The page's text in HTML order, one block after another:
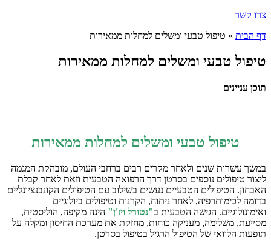
צרו קשר
דף הבית » טיפול טבעי ומשלים למחלות ממאירות
טיפול טבעי ומשלים למחלות ממאירות
תוכן עניינים
טיפול טבעי ומשלים למחלות ממאירות
במשך עשרות שנים ולאחר מקרים רבים ברחבי העולם, מובהקת המגמה
ליצור טיפולים נוספים בסרטן דרך הרפואה הטבעית וזאת לאחר קבלת
האבחון. הטיפולים הטבעיים נעשים בשילוב עם הטיפולים הקונבנציונליים
בדומה לכימותרפיה, לאחר ניתוח, הקרנות וטיפולים ביולוגיים
ואימונולוגיים. הגישה הטבעית ב"נטורל ויז'ן" הינה מקיפה, הוליסטית,
מסייעת, משלימה, מעניקה כוחות, מחזקת את מערכת החיסון ומקלה על
תופעות הלוואי של הטיפול הרגיל בטיפול בסרטן.